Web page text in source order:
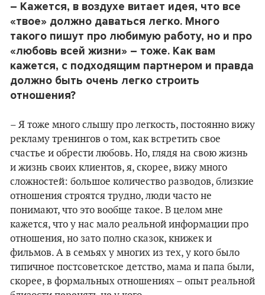
– Кажется, в воздухе витает идея, что все
«твое» должно даваться легко. Много
такого пишут про любимую работу, но и про
«любовь всей жизни» – тоже. Как вам
кажется, с подходящим партнером и правда
должно быть очень легко строить
отношения?
– Я тоже много слышу про легкость, постоянно вижу
рекламу тренингов о том, как встретить свое
счастье и обрести любовь. Но, глядя на свою жизнь
и жизнь своих клиентов, я, скорее, вижу много
сложностей: большое количество разводов, близкие
отношения строятся трудно, люди часто не
понимают, что это вообще такое. В целом мне
кажется, что у нас мало реальной информации про
отношения, но зато полно сказок, книжек и
фильмов. А в семьях у многих из тех, у кого было
типичное постсоветское детство, мама и папа были,
скорее, в формальных отношениях – опыт реальной